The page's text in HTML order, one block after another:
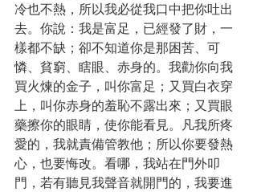
冷也不熱，所以我必從我口中把你吐出
去。你說：我是富足，已經發了財，一
樣都不缺；卻不知道你是那困苦、可
憐、貧窮、瞎眼、赤身的。我勸你向我
買火煉的金子，叫你富足；又買白衣穿
上，叫你赤身的羞恥不露出來；又買眼
藥擦你的眼睛，使你能看見。凡我所疼
愛的，我就責備管教他；所以你要發熱
心，也要悔改。看哪，我站在門外叩
門，若有聽見我聲音就開門的，我要進